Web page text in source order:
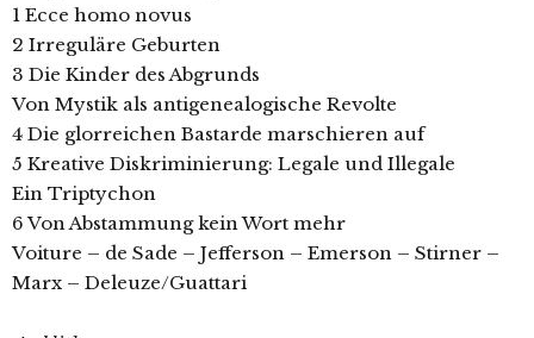
1 Ecce homo novus
2 Irreguläre Geburten
3 Die Kinder des Abgrunds
Von Mystik als antigenealogische Revolte
4 Die glorreichen Bastarde marschieren auf
5 Kreative Diskriminierung: Legale und Illegale
Ein Triptychon
6 Von Abstammung kein Wort mehr
Voiture – de Sade – Jefferson – Emerson – Stirner –
Marx – Deleuze/Guattari